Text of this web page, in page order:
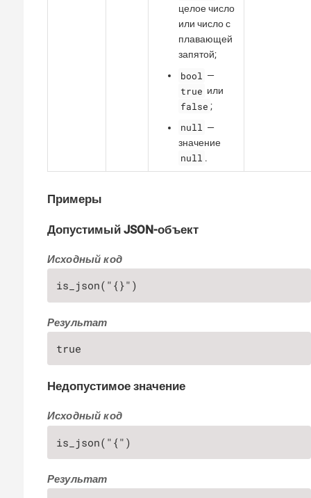
целое число
или число с
плавающей
запятой;
bool —
true или
false ;
null —
значение
null .
Примеры
Допустимый JSON-объект
Исходный код
is_json("{}")
Результат
true
Недопустимое значение
Исходный код
is_json("{")
Результат